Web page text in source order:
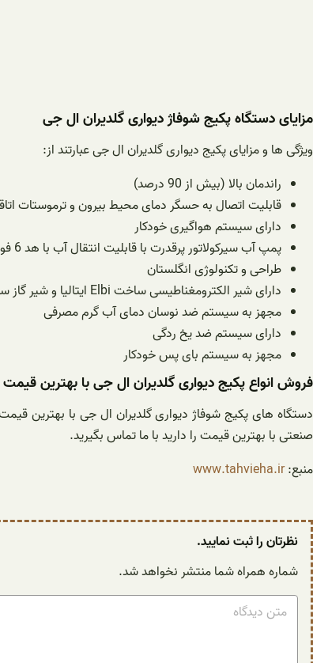
مزایای دستگاه پکیج شوفاژ دیواری گلدیران ال جی
ویژگی ها و مزایای پکیج دیواری گلدیران ال جی عبارتند از:
راندمان بالا (بیش از 90 درصد)
قابلیت اتصال به حسگر دمای محیط بیرون و ترموستات
دارای سیستم هواگیری خودکار
پمپ آب سیرکولاتور پرقدرت با قابلیت انتقال آب با هد 6 فوت، ساخت شرکت گراندفوس دانمارک
طراحی و تکنولوژی انگلستان
دارای شیر الکترومغناطیسی ساخت Elbi ایتالیا و شیر گاز ساخت Sit ایتالیا
مجهز به سیستم ضد نوسان دمای آب گرم مصرفی
دارای سیستم ضد یخ ردگی
مجهز به سیستم بای پس خودکار
فروش انواع پکیج دیواری گلدیران ال جی با بهترین قیمت
دستگاه های پکیج شوفاژ دیواری گلدیران ال جی با بهترین
صنعتی با بهترین قیمت را دارید با ما تماس بگیرید.
منبع:www.tahvieha.ir
نظرتان را ثبت نمایید.
شماره همراه شما منتشر نخواهد شد.